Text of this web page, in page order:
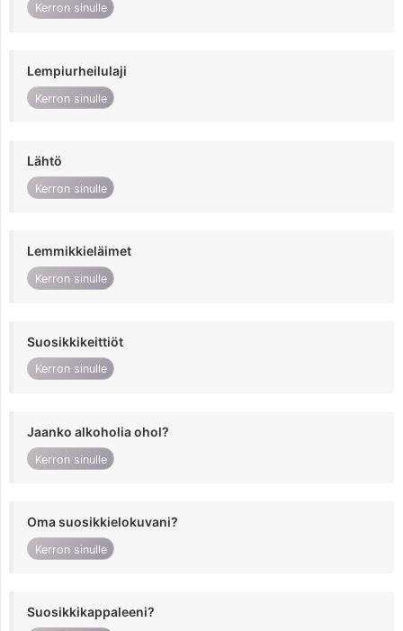
Kerron sinulle
Lempiurheilulaji
Kerron sinulle
Lähtö
Kerron sinulle
Lemmikkieläimet
Kerron sinulle
Suosikkikeittiöt
Kerron sinulle
Jaanko alkoholia ohol?
Kerron sinulle
Oma suosikkielokuvani?
Kerron sinulle
Suosikkikappaleeni?